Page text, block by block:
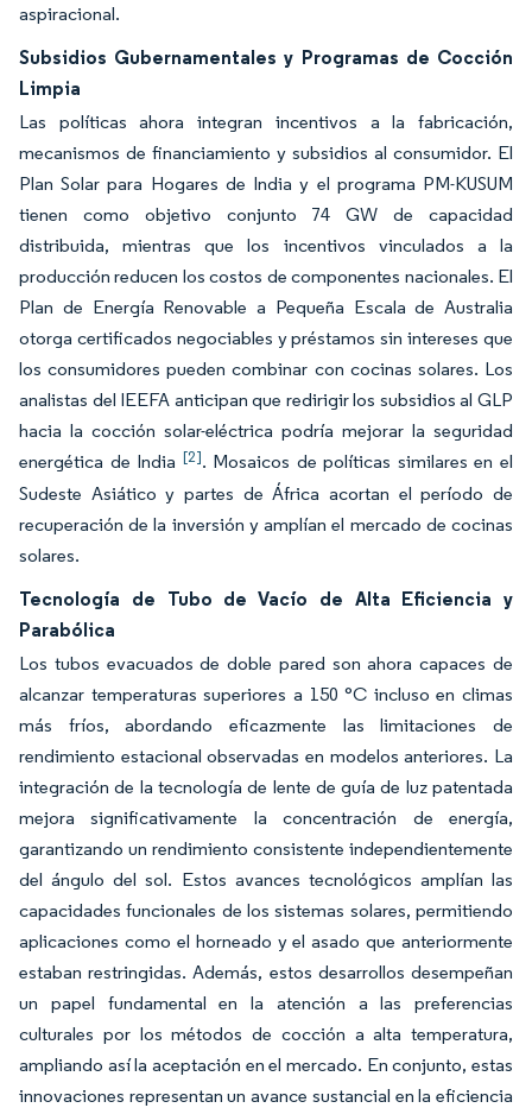
aspiracional.
Subsidios Gubernamentales y Programas de Cocción
Limpia
Las políticas ahora integran incentivos a la fabricación,
mecanismos de financiamiento y subsidios al consumidor. El
Plan Solar para Hogares de India y el programa PM-KUSUM
tienen como objetivo conjunto 74 GW de capacidad
distribuida, mientras que los incentivos vinculados a la
producción reducen los costos de componentes nacionales. El
Plan de Energía Renovable a Pequeña Escala de Australia
otorga certificados negociables y préstamos sin intereses que
los consumidores pueden combinar con cocinas solares. Los
analistas del IEEFA anticipan que redirigir los subsidios al GLP
hacia la cocción solar-eléctrica podría mejorar la seguridad
energética de India [2]. Mosaicos de políticas similares en el
Sudeste Asiático y partes de África acortan el período de
recuperación de la inversión y amplían el mercado de cocinas
solares.
Tecnología de Tubo de Vacío de Alta Eficiencia y
Parabólica
Los tubos evacuados de doble pared son ahora capaces de
alcanzar temperaturas superiores a 150 °C incluso en climas
más fríos, abordando eficazmente las limitaciones de
rendimiento estacional observadas en modelos anteriores. La
integración de la tecnología de lente de guía de luz patentada
mejora significativamente la concentración de energía,
garantizando un rendimiento consistente independientemente
del ángulo del sol. Estos avances tecnológicos amplían las
capacidades funcionales de los sistemas solares, permitiendo
aplicaciones como el horneado y el asado que anteriormente
estaban restringidas. Además, estos desarrollos desempeñan
un papel fundamental en la atención a las preferencias
culturales por los métodos de cocción a alta temperatura,
ampliando así la aceptación en el mercado. En conjunto, estas
innovaciones representan un avance sustancial en la eficiencia